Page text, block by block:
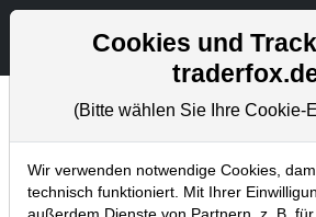
Newsletter
Home Blog Newsletter
Cookies und
(Bitte wählen Sie Ihre Cookie-
Wir verwenden notwendige Cookies,
technisch funktioniert. Mit Ihrer